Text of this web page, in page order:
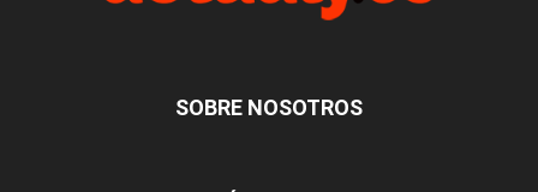
SOBRE NOSOTROS